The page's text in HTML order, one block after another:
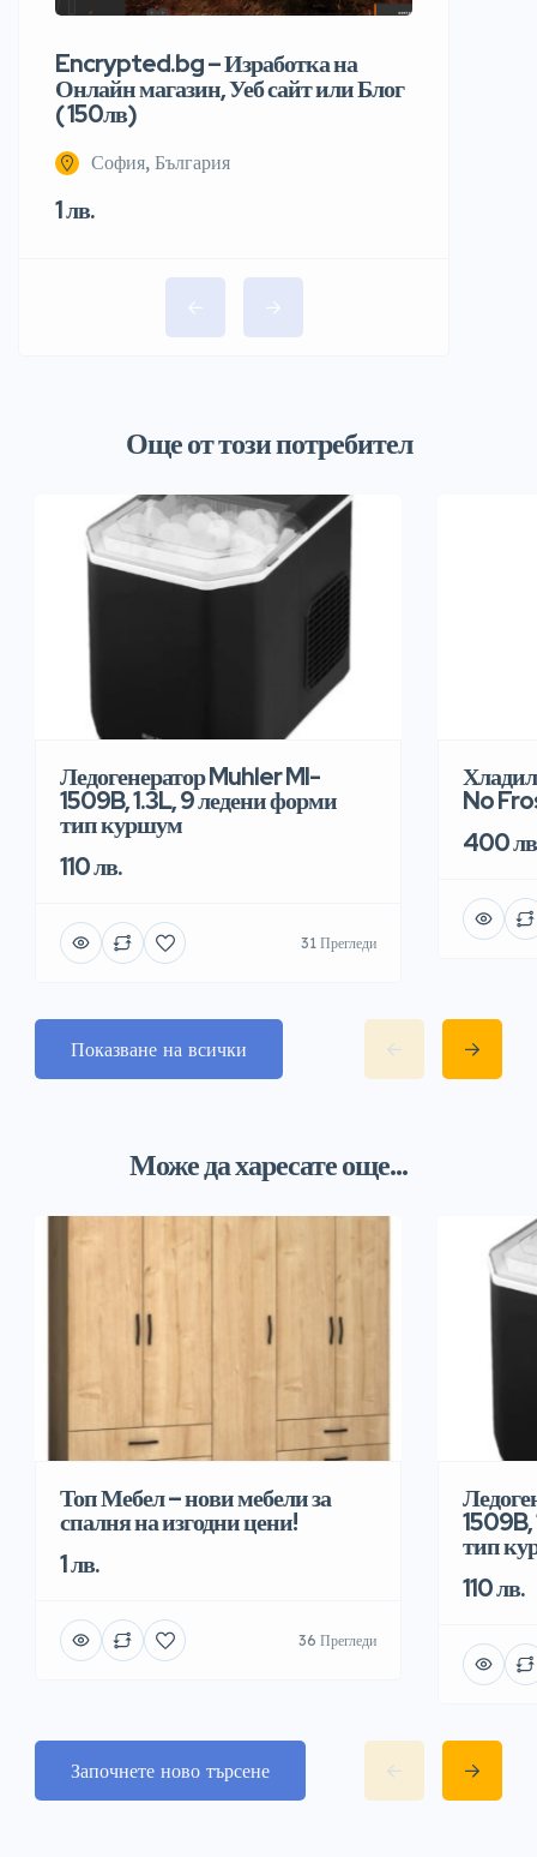
Encrypted.bg – Изработка на
Онлайн магазин, Уеб сайт или Блог
( 150лв)
София, България
1 лв.
Още от този потребител
Ледогенератор Muhler MI-
1509B, 1.3L, 9 ледени форми
тип куршум
110 лв.
31 Прегледи
No
400
Показване на всички
Може да харесате още...
Топ Мебел – нови мебели за
спалня на изгодни цени!
1 лв.
36 Прегледи
1509B,
тип
110 лв.
Започнете ново търсене